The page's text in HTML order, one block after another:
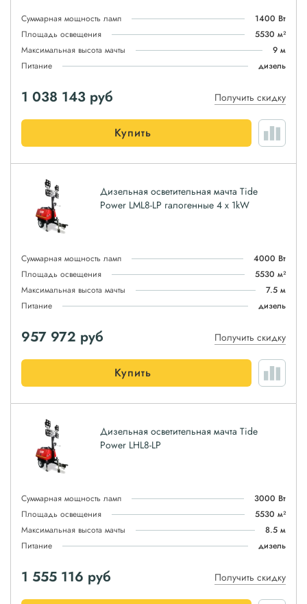
Суммарная мощность ламп
1400 Вт
Площадь освещения
5530 м²
Максимальная высота мачты
9 м
Питание
дизель
1 038 143 руб Получить скидку
Купить
Дизельная осветительная мачта Tide
Power LML8-LP галогенные 4 x 1kW
Суммарная мощность ламп
4000 Вт
Площадь освещения
5530 м²
Максимальная высота мачты
7.5 м
Питание
дизель
957 972 руб Получить скидку
Купить
Дизельная осветительная мачта Tide
Power LHL8-LP
Суммарная мощность ламп
3000 Вт
Площадь освещения
5530 м²
Максимальная высота мачты
8.5 м
Питание
дизель
1 555 116 руб Получить скидку